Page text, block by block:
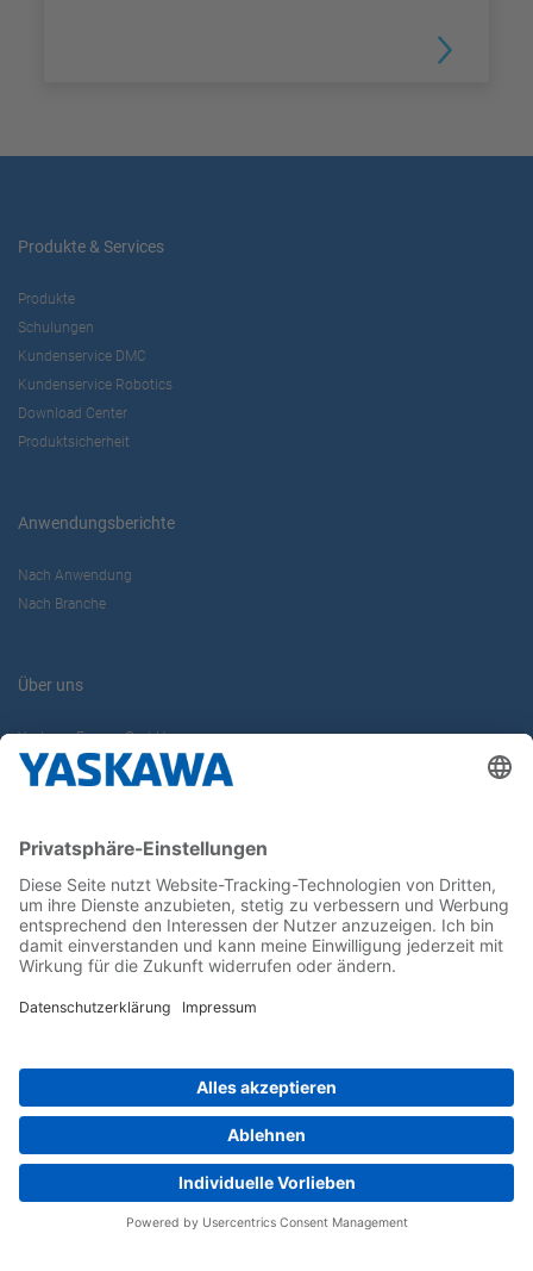
Produkte & Services
Produkte
Schulungen
Kundenservice DMC
Kundenservice Robotics
Download Center
Produktsicherheit
Anwendungsberichte
Nach Anwendung
Nach Branche
Über uns
Yaskawa Europe GmbH
Karriere
Newsletter
Follow us on...
Home Impressum Privacy
Cookie Choices
Whistleblowing
Yaskawa Europe GmbH